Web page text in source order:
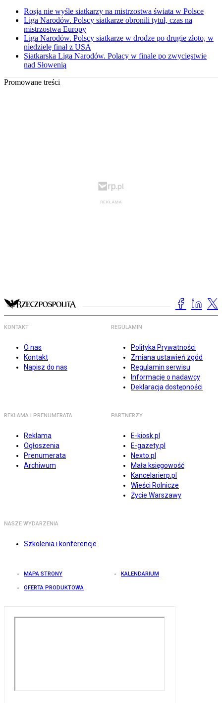
Rosja nie wyśle siatkarzy na mistrzostwa świata w Polsce
Liga Narodów. Polscy siatkarze obronili tytuł, czas na
mistrzostwa Europy
Liga Narodów. Polscy siatkarze w drodze po drugie złoto, w
niedzielę finał z USA
Siatkarska Liga Narodów. Polacy w finale po zwycięstwie
nad Słowenią
Promowane treści
KONTAKT
O nas
Kontakt
Napisz do nas
REGULAMIN
Polityka Prywatności
Zmiana ustawień zgód
Regulamin serwisu
Informacje o nadawcy
Deklaracja dostępności
REKLAMA I PRENUMERATA
Reklama
Ogłoszenia
Prenumerata
Archiwum
PARTNERZY
E-kiosk.pl
E-gazety.pl
Nexto.pl
Mała księgowość
Kancelarierp.pl
Wieści Rolnicze
Życie Warszawy
NASZE WYDARZENIA
Szkolenia i konferencje
MAPA STRONY KALENDARIUM
OFERTA PRODUKTOWA